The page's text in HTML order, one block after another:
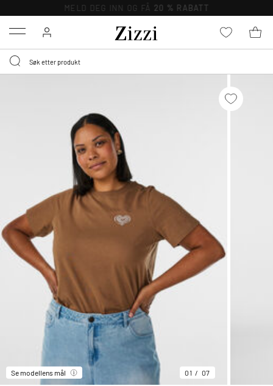
MELD DEG INN OG FÅ 20 % RABATT
Menu
Se modellens mål 01 07